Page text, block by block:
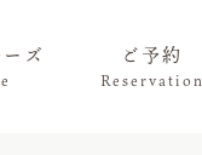
ズ ご予約
Reservation